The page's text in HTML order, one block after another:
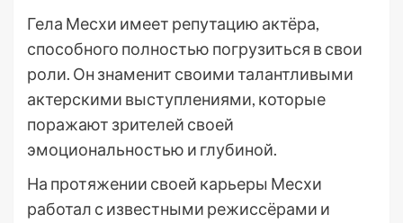
Гела Месхи имеет репутацию актёра,
способного полностью погрузиться в свои
роли. Он знаменит своими талантливыми
актерскими выступлениями, которые
поражают зрителей своей
эмоциональностью и глубиной.
На протяжении своей карьеры Месхи
работал с известными режиссёрами и